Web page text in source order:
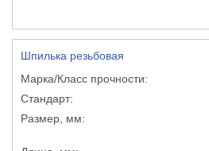
Шпилька резьбовая